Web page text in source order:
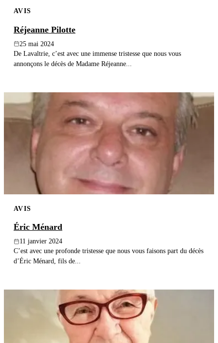
AVIS
Réjeanne Pilotte
25 mai 2024
De Lavaltrie, c’est avec une immense tristesse que nous vous
annonçons le décès de Madame Réjeanne...
AVIS
Éric Ménard
11 janvier 2024
C’est avec une profonde tristesse que nous vous faisons part du décès
d’Éric Ménard, fils de...